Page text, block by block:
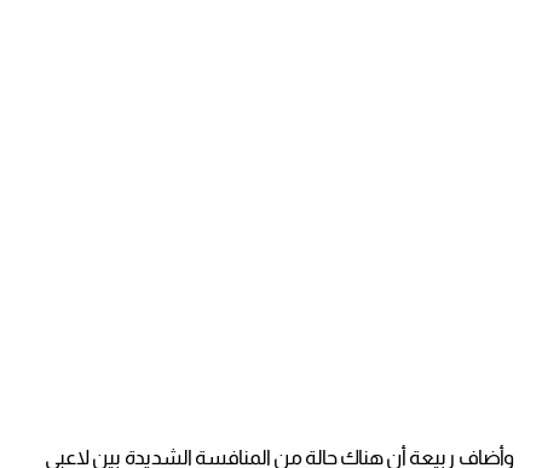
وأضاف ربيعة أن هناك حالة من المنافسة الشديدة بين لاعبي